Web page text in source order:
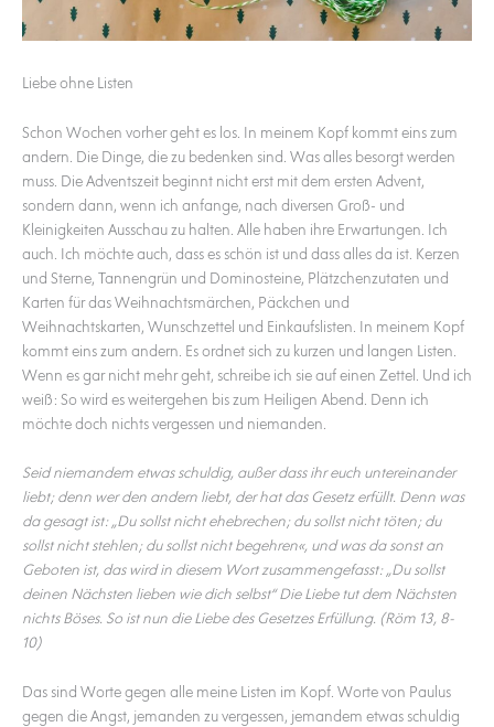
Liebe ohne Listen
Schon Wochen vorher geht es los. In meinem Kopf kommt eins zum
andern. Die Dinge, die zu bedenken sind. Was alles besorgt werden
muss. Die Adventszeit beginnt nicht erst mit dem ersten Advent,
sondern dann, wenn ich anfange, nach diversen Groß- und
Kleinigkeiten Ausschau zu halten. Alle haben ihre Erwartungen. Ich
auch. Ich möchte auch, dass es schön ist und dass alles da ist. Kerzen
und Sterne, Tannengrün und Dominosteine, Plätzchenzutaten und
Karten für das Weihnachtsmärchen, Päckchen und
Weihnachtskarten, Wunschzettel und Einkaufslisten. In meinem Kopf
kommt eins zum andern. Es ordnet sich zu kurzen und langen Listen.
Wenn es gar nicht mehr geht, schreibe ich sie auf einen Zettel. Und ich
weiß: So wird es weitergehen bis zum Heiligen Abend. Denn ich
möchte doch nichts vergessen und niemanden.
Seid niemandem etwas schuldig, außer dass ihr euch untereinander
liebt; denn wer den andern liebt, der hat das Gesetz erfüllt. Denn was
da gesagt ist: „Du sollst nicht ehebrechen; du sollst nicht töten; du
sollst nicht stehlen; du sollst nicht begehren«, und was da sonst an
Geboten ist, das wird in diesem Wort zusammengefasst: „Du sollst
deinen Nächsten lieben wie dich selbst“ Die Liebe tut dem Nächsten
nichts Böses. So ist nun die Liebe des Gesetzes Erfüllung. (Röm 13, 8-
10)
Das sind Worte gegen alle meine Listen im Kopf. Worte von Paulus
gegen die Angst, jemanden zu vergessen, jemandem etwas schuldig